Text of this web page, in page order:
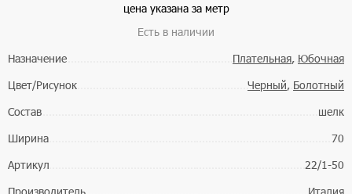
цена указана за метр
Есть в наличии
Назначение
Плательная, Юбочная
Цвет/Рисунок
Черный, Болотный
Состав
шелк
Ширина
70
Артикул
22/1-50